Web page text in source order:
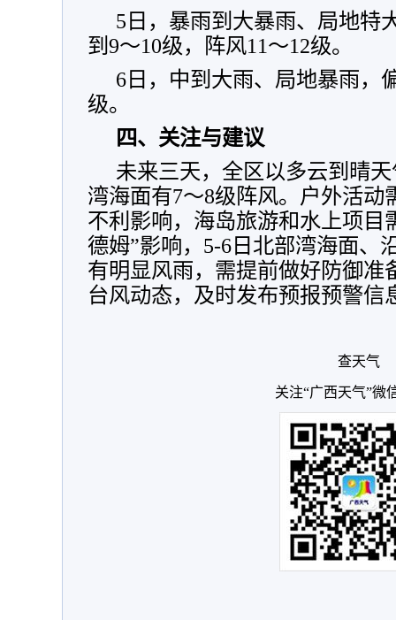
5日，暴雨到大暴雨、局地特
到9～10级，阵风11～12级。
6日，中到大雨、局地暴雨，
级。
四、关注与建议
未来三天，全区以多云到晴
湾海面有7～8级阵风。户外活动
不利影响，海岛旅游和水上项目
德姆”影响，5-6日北部湾海面、
有明显风雨，需提前做好防御准
台风动态，及时发布预报预警信
查天气
关注“广西天气”微